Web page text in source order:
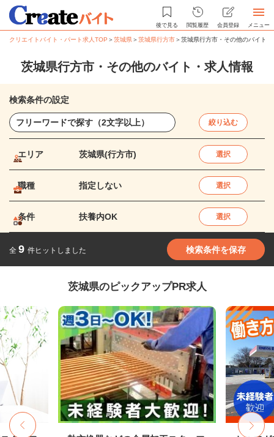
後で見る 閲覧履歴 会員登録 メニュー
クリエイトバイト・パート求人TOP ＞茨城県＞茨城県行方市＞茨城県行方市・その他のバイト
茨城県行方市・その他のバイト・求人情報
検索条件の設定
絞り込む
エリア 茨城県(行方市) 選択
職種 指定しない 選択
条件 扶養内OK 選択
全 9 件ヒットしました 検索条件を保存
茨城県のピックアップPR求人